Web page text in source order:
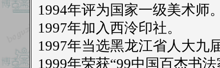
1994年评为国家一级美术师
1997年加入西泠印社。
1997年当选黑龙江省人大九
1999年荣获“99中国百杰书法